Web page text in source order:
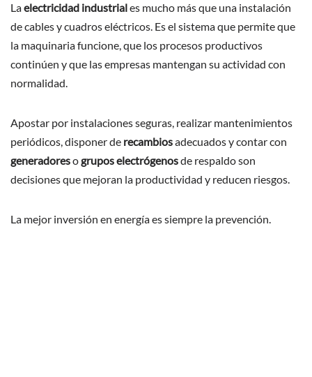
Laelectricidad industriales mucho más que una instalación
de cables y cuadros eléctricos. Es el sistema que permite que
la maquinaria funcione, que los procesos productivos
continúen y que las empresas mantengan su actividad con
normalidad.
Apostar por instalaciones seguras, realizar mantenimientos
periódicos, disponer de recambiosadecuados y contar con
generadoresogrupos electrógenosde respaldo son
decisiones que mejoran la productividad y reducen riesgos.
La mejor inversión en energía es siempre la prevención.